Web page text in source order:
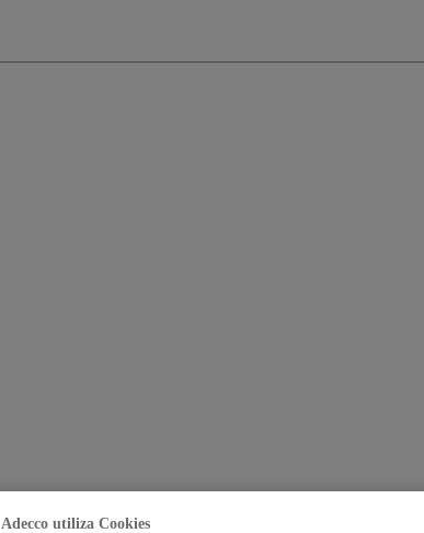
Adecco utiliza Cookies